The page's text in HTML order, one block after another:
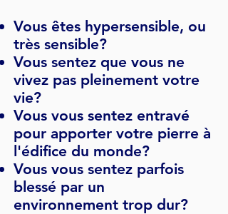
Vous êtes hypersensible, ou
très sensible?
Vous sentez que vous ne
vivez pas pleinement votre
vie?
Vous vous sentez entravé
pour apporter votre pierre à
l'édifice du monde?
Vous vous sentez parfois
blessé par un
environnement trop dur?